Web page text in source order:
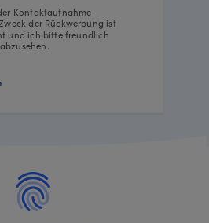
Kontaktaufnahme
der Rückwerbung ist
und ich bitte freundlich